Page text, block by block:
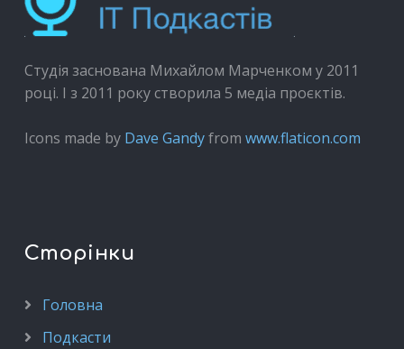
Студія заснована Михайлом Марченком у 2011
році. І з 2011 року створила 5 медіа проєктів.
Icons made by Dave Gandyfrom www.flaticon.com
Сторінки
Головна
Подкасти